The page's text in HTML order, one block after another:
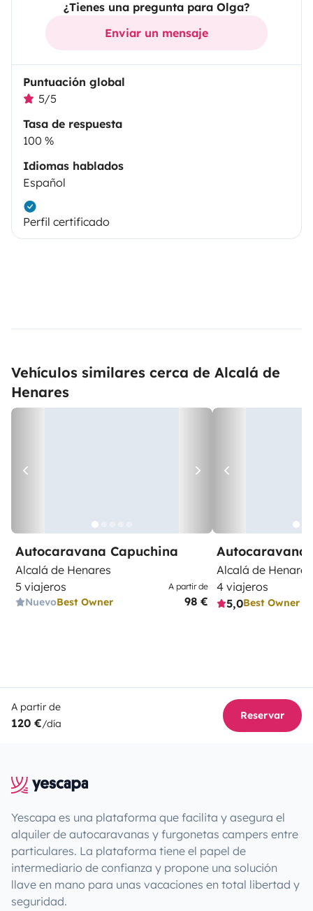
¿Tienes una pregunta para Olga?
Enviar un mensaje
Puntuación global
5/5
Tasa de respuesta
100 %
Idiomas hablados
Español
Perfil certificado
Vehículos similares cerca de Alcalá de
Henares
Autocaravana Capuchina
Alcalá de Henares
5 viajeros
NuevoBest Owner
A partir de
98 €
Autocaravana
Alcalá de Henares
4 viajeros
5,0Best Owner
A partir de
120 €/día
Reservar
Yescapa es una plataforma que facilita y asegura el
alquiler de autocaravanas y furgonetas campers entre
particulares. La plataforma tiene el papel de
intermediario de confianza y propone una solución
llave en mano para unas vacaciones en total libertad y
seguridad.